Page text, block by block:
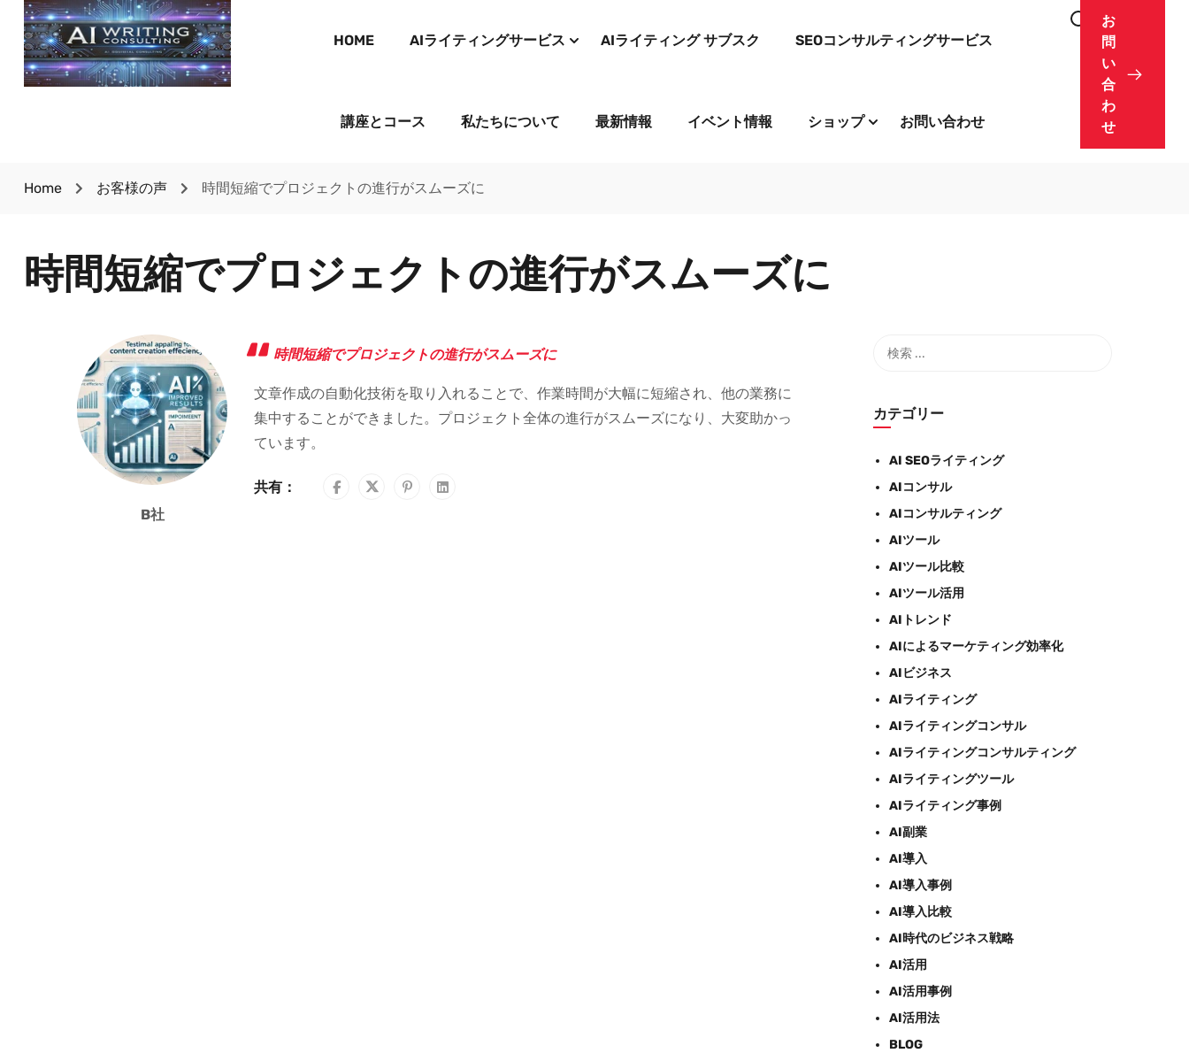
HOME AIライティングサービス AIライティング サブスク SEOコンサルティングサービス
講座とコース 私たちについて 最新情報 イベント情報 ショップ お問い合わせ
お
問
い
合
わ
せ
Home お客様の声 時間短縮でプロジェクトの進行がスムーズに
時間短縮でプロジェクトの進行がスムーズに
B社
時間短縮でプロジェクトの進行がスムーズに
文章作成の自動化技術を取り入れることで、作業時間が大幅に短縮され、他の業務に
集中することができました。プロジェクト全体の進行がスムーズになり、大変助かっ
ています。
共有：
カテゴリー
AI SEOライティング
AIコンサル
AIコンサルティング
AIツール
AIツール比較
AIツール活用
AIトレンド
AIによるマーケティング効率化
AIビジネス
AIライティング
AIライティングコンサル
AIライティングコンサルティング
AIライティングツール
AIライティング事例
AI副業
AI導入
AI導入事例
AI導入比較
AI時代のビジネス戦略
AI活用
AI活用事例
AI活用法
BLOG